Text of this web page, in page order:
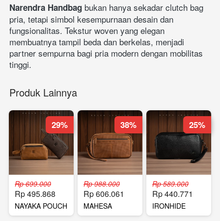
Narendra Handbag bukan hanya sekadar clutch bag
pria, tetapi simbol kesempurnaan desain dan
fungsionalitas. Tekstur woven yang elegan
membuatnya tampil beda dan berkelas, menjadi
partner sempurna bagi pria modern dengan mobilitas
tinggi.
Produk Lainnya
Rp 699.000
Rp 495.868
NAYAKA POUCH
29%
Rp 988.000
Rp 606.061
MAHESA
MULTIBAG
38%
Rp 589.000
Rp 440.771
IRONHIDE
POUCH
25%